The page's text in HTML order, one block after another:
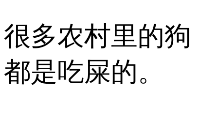
很多农村里的狗
都是吃屎的。